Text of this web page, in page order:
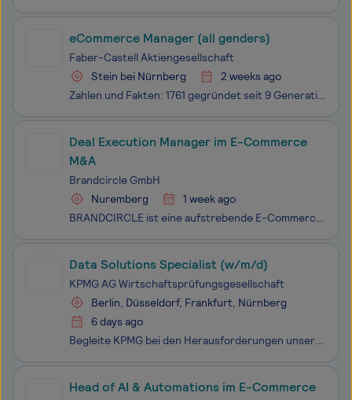
eCommerce Manager (all genders)
Faber-Castell Aktiengesellschaft
Stein bei Nürnberg
2 weeks ago
Zahlen und Fakten: 1761 gegründet seit 9 Generationen im Fami­lien­besitz mit rund 2,3 Mrd. Blei- und Farb­stiften pro Jahr sind wir der bedeu­tendste und äl­teste Her­steller von holz­ge­fass­ten Stif­ten der Welt 6.500 Mitar­bei­tende sind welt­weit für uns tätig, Faber-Castell ist in üb
Deal Execution Manager im E-Commerce
M&A
Brandcircle GmbH
Nuremberg
1 week ago
BRANDCIRCLE ist eine aufstrebende E-Commerce M&A Beratungs-Boutique mit Fokus auf der Abwicklung von M&A-Deals für Online-Händler in der Regel im Bereich von 2-40 Millionen € Jahresumsatz. Wir als BRANDCIRCLE übernehmen eine strategische und operative Beratertätigkeit beim Verkauf von Assets
Data Solutions Specialist (w/m/d)
KPMG AG Wirtschaftsprüfungsgesellschaft
Berlin, Düsseldorf, Frankfurt, Nürnberg
6 days ago
Begleite KPMG bei den Herausforderungen unserer Kund:innen und bringe Deine Begeisterung für innovative Lösungen ein. Entwickle gemeinsam mit Deinem Team moderne Anwendungen und setze Impulse, die den Unterschied machen.
Head of AI & Automations im E-Commerce